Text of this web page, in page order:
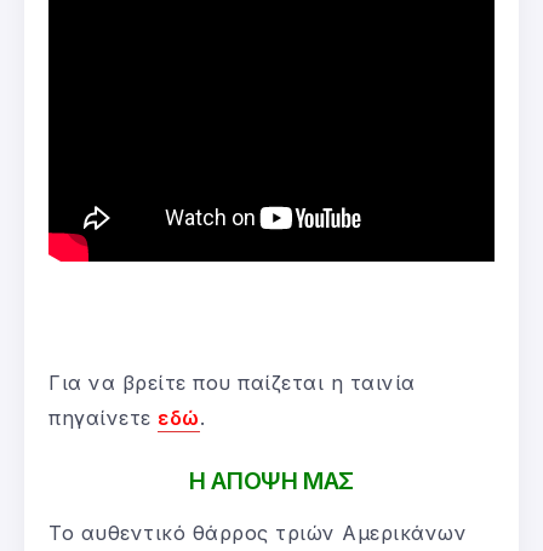
Για να βρείτε που παίζεται η ταινία
πηγαίνετε εδώ.
Η ΑΠΟΨΗ ΜΑΣ
Το αυθεντικό θάρρος τριών Αμερικάνων